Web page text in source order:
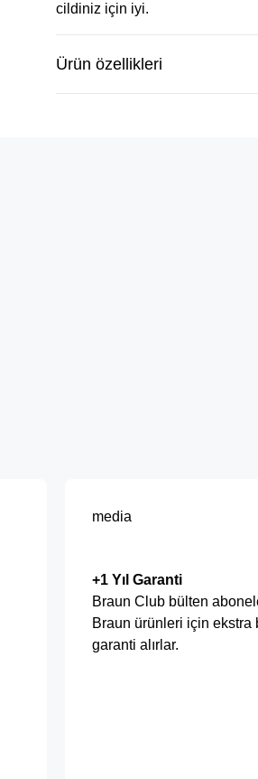
cildiniz için iyi.
Ürün özellikleri
media
+1 Yıl Garanti
Braun Club bülten
Braun ürünleri için ekstra
garanti alırlar.